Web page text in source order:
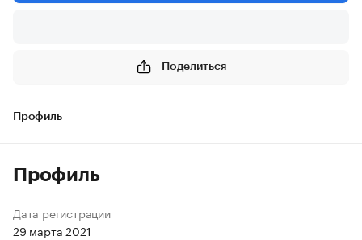
Поделиться
Профиль
Профиль
Дата регистрации
29 марта 2021